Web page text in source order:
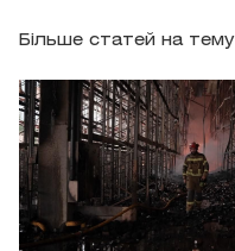
Більше статей на тему